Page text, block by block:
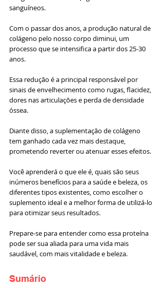
sanguíneos.
Com o passar dos anos, a produção natural de
colágeno pelo nosso corpo diminui, um
processo que se intensifica a partir dos 25-30
anos.
Essa redução é a principal responsável por
sinais de envelhecimento como rugas, flacidez,
dores nas articulações e perda de densidade
óssea.
Diante disso, a suplementação de colágeno
tem ganhado cada vez mais destaque,
prometendo reverter ou atenuar esses efeitos.
Você aprenderá o que ele é, quais são seus
inúmeros benefícios para a saúde e beleza, os
diferentes tipos existentes, como escolher o
suplemento ideal e a melhor forma de utilizá-lo
para otimizar seus resultados.
Prepare-se para entender como essa proteína
pode ser sua aliada para uma vida mais
saudável, com mais vitalidade e beleza.
Sumário